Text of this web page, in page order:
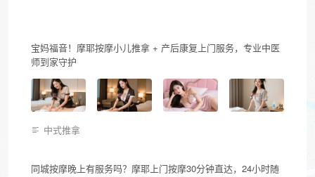
宝妈福音！摩耶按摩小儿推拿 + 产后康复上门服务，专业中医
师到家守护
中式推拿
同城按摩晚上有服务吗？摩耶上门按摩30分钟直达，24小时随